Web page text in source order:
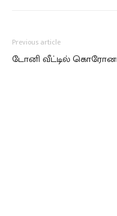
Previous article
டோனி வீட்டில்